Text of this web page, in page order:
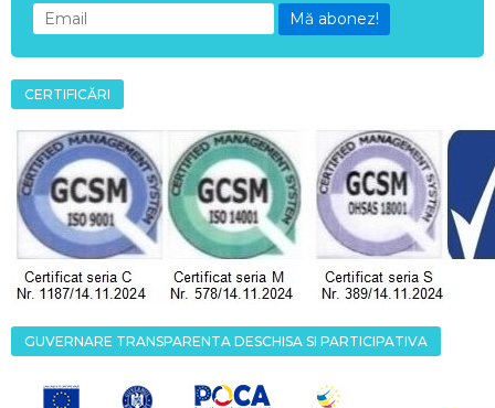
Mă abonez!
CERTIFICĂRI
GUVERNARE TRANSPARENTA DESCHISA SI PARTICIPATIVA